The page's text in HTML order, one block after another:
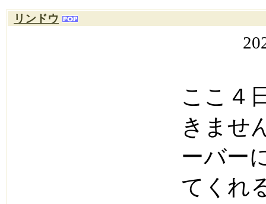
リンドウ
ここ４
きませ
ーバー
てくれ